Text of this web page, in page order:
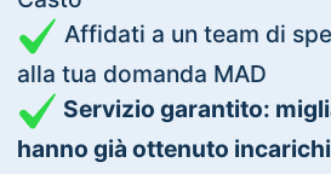
Affidati a un team di
alla tua domanda MAD
Servizio garantito:
hanno già ottenuto incarichi